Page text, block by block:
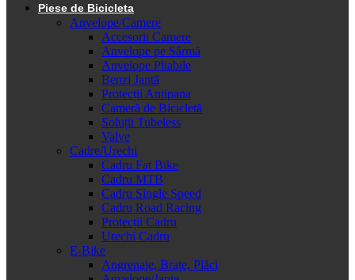
Piese de Bicicleta
Anvelope/Camere
Accesorii Camere
Anvelope pe Sârmă
Anvelope Pliabile
Benzi Jantă
Protecții Antipana
Cameră de Bicicletă
Soluții Tubeless
Valve
Cadre/Urechi
Cadru Fat Bike
Cadru MTB
Cadru Single Speed
Cadru Road Racing
Protecții Cadru
Urechi Cadru
E-Bike
Angrenaje, Brațe, Plăci